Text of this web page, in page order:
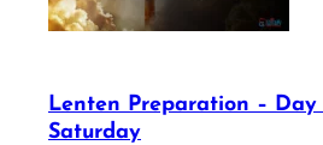
Lenten Preparation – Day
Saturday